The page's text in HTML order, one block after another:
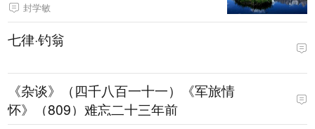
封学敏
七律·钓翁
《杂谈》（四千八百一十一）《军旅情
怀》（809）难忘二十三年前